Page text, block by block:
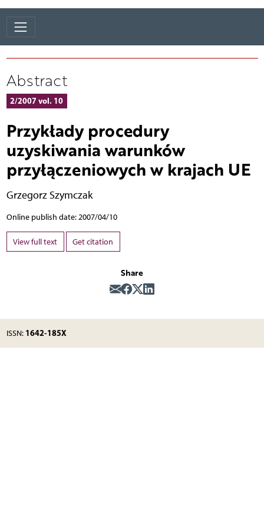
Abstract
2/2007 vol. 10
Przykłady procedury
uzyskiwania warunków
przyłączeniowych w krajach UE
Grzegorz Szymczak
Online publish date: 2007/04/10
View full text Get citation
Share
ISSN: 1642-185X